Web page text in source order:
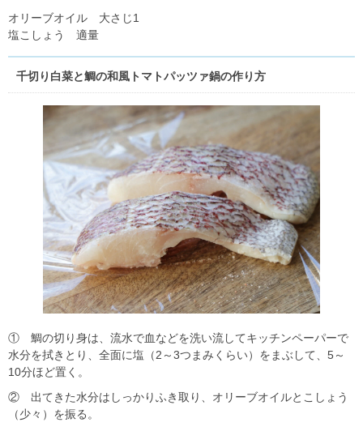
オリーブオイル 大さじ1
塩こしょう 適量
千切り白菜と鯛の和風トマトパッツァ鍋の作り方
① 鯛の切り身は、流水で血などを洗い流してキッチンペーパーで
水分を拭きとり、全面に塩（2～3つまみくらい）をまぶして、5～
10分ほど置く。
② 出てきた水分はしっかりふき取り、オリーブオイルとこしょう
（少々）を振る。